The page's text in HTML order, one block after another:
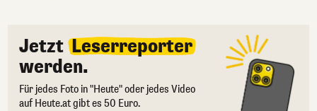
Jetzt Leserreporter
werden.
Für jedes Foto in "Heute" oder jedes Video
auf Heute.at gibt es 50 Euro.